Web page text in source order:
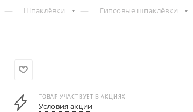
— Шпаклёвки — Гипсовые шпаклёвки
ТОВАР УЧАСТВУЕТ В АКЦИЯХ
Условия акции